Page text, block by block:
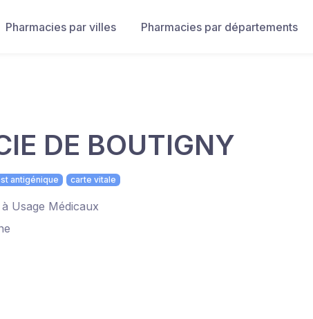
Pharmacies par villes Pharmacies par départements
DE BOUTIGNY
antigénique carte vitale
Usage Médicaux